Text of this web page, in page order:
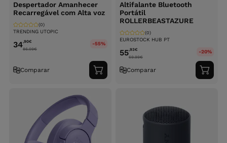
Despertador Amanhecer
Recarregável com Alta voz
TRENDING UTOPIC
(0)
34,90€
86.09€
-55%
Comparar
Adicionar
ao
Altifalante Bluetooth
Portátil
ROLLERBEASTAZURE
EUROSTOCK HUB PT
(0)
55,93€
69.99€
-20%
Comparar
ao